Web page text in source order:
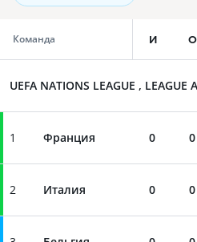
Команда И О
UEFA NATIONS LEAGUE , LEAGUE
1 Франция 0 0
2 Италия 0 0